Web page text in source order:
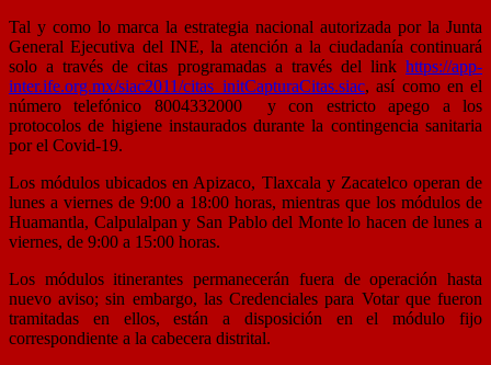
Tal y como lo marca la estrategia nacional autorizada por la Junta
General Ejecutiva del INE, la atención a la ciudadanía continuará
solo a través de citas programadas a través del link https://app-
inter.ife.org.mx/siac2011/citas_initCapturaCitas.siac, así como en el
número telefónico 8004332000
y con estricto apego a los
protocolos de higiene instaurados durante la contingencia sanitaria
por el Covid-19.
Los módulos ubicados en Apizaco, Tlaxcala y Zacatelco operan de
lunes a viernes de 9:00 a 18:00 horas, mientras que los módulos de
Huamantla, Calpulalpan y San Pablo del Monte lo hacen de lunes a
viernes, de 9:00 a 15:00 horas.
Los módulos itinerantes permanecerán fuera de operación hasta
nuevo aviso; sin embargo, las Credenciales para Votar que fueron
tramitadas en ellos, están a disposición en el módulo fijo
correspondiente a la cabecera distrital.